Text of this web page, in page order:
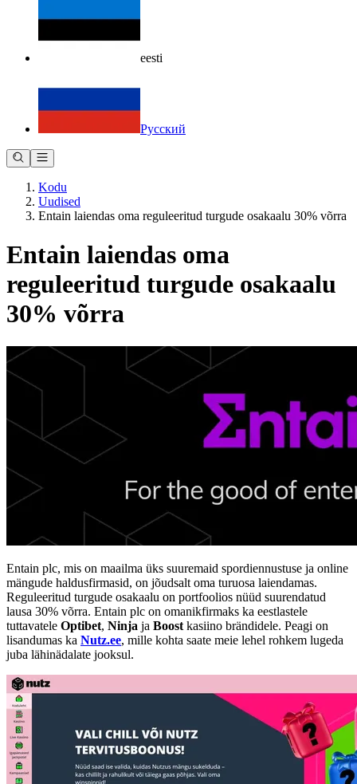
eesti
Русский
Kodu
Uudised
Entain laiendas oma reguleeritud turgude osakaalu 30% võrra
Entain laiendas oma
reguleeritud turgude osakaalu
30% võrra
Entain plc, mis on maailma üks suuremaid spordiennustuse ja online
mängude haldusfirmasid, on jõudsalt oma turuosa laiendamas.
Reguleeritud turgude osakaalu on portfoolios nüüd suurendatud
lausa 30% võrra. Entain plc on omanikfirmaks ka eestlastele
tuttavatele Optibet, Ninja ja Boost kasiino brändidele. Peagi on
lisandumas ka Nutz.ee, mille kohta saate meie lehel rohkem lugeda
juba lähinädalate jooksul.